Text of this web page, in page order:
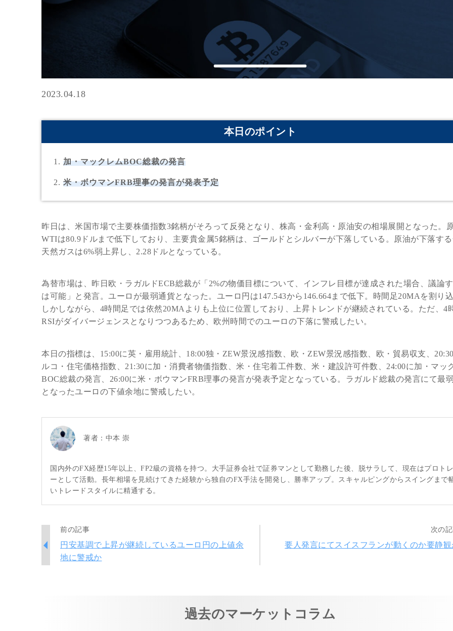
2023.04.18
本日のポイント
加・マックレムBOC総裁の発言
米・ボウマンFRB理事の発言が発表予定
昨日は、米国市場で主要株価指数3銘柄がそろって反発となり、株高・金利高・原油安の相場展開となった。
WTIは80.9ドルまで低下しており、主要貴金属5銘柄は、ゴールドとシルバーが下落している。原油が下落する
天然ガスは6%弱上昇し、2.28ドルとなっている。
為替市場は、昨日欧・ラガルドECB総裁が「2%の物価目標について、インフレ目標が達成された場合、議論
は可能」と発言。ユーロが最弱通貨となった。ユーロ円は147.543から146.664まで低下。時間足20MAを割り込
しかしながら、4時間足では依然20MAよりも上位に位置しており、上昇トレンドが継続されている。ただ、4
RSIがダイバージェンスとなりつつあるため、欧州時間でのユーロの下落に警戒したい。
本日の指標は、15:00に英・雇用統計、18:00独・ZEW景況感指数、欧・ZEW景況感指数、欧・貿易収支、
ルコ・住宅価格指数、21:30に加・消費者物価指数、米・住宅着工件数、米・建設許可件数、24:00に加・マッ
BOC総裁の発言、26:00に米・ボウマンFRB理事の発言が発表予定となっている。ラガルド総裁の発言にて最
となったユーロの下値余地に警戒したい。
著者： 中本 崇
国内外のFX経歴15年以上、FP2級の資格を持つ。大手証券会社で証券マンとして勤務した後、脱サラして、現在はプロト
ーとして活動。長年相場を見続けてきた経験から独自のFX手法を開発し、勝率アップ。スキャルピングからスイングまで
いトレードスタイルに精通する。
前の記事
円安基調で上昇が継続しているユーロ円の上値余
地に警戒か
次の
要人発言にてスイスフランが動くのか要静観
過去のマーケットコラム